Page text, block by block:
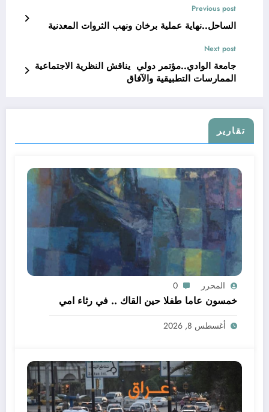
Previous post
الساحل..نهاية عملية برخان ونهب الثروات المعدنية
Next post
جامعة الوادي..مؤتمر دولي يناقش النظرية الاجتماعية
الممارسات التطبيقية والآفاق
تقارير
المحرر 0
خمسون عاما طفلا حين القاك .. في رثاء امي
أغسطس 8, 2026